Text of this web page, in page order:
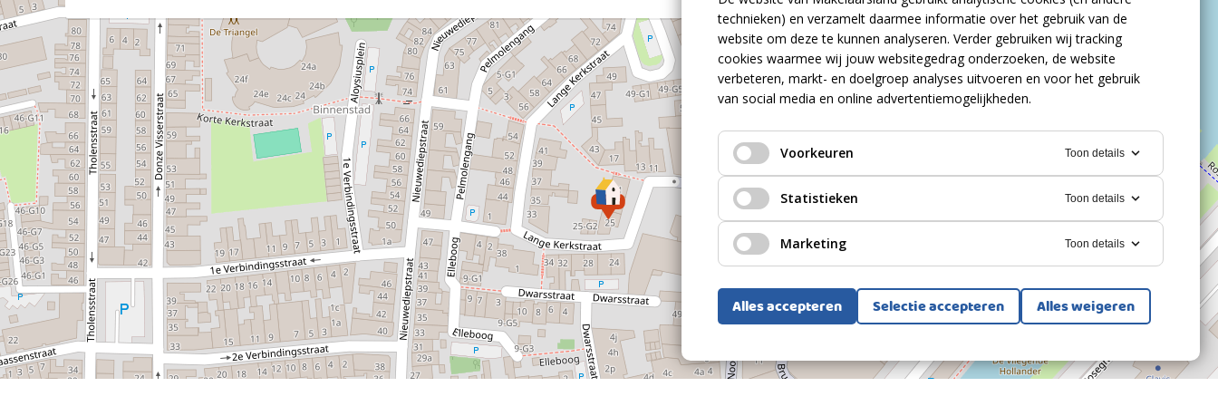
Soort bouw
Bestaande bouw
Bouwjaar
1926
Soort dak
Samengesteld dak Pannen
Kadastrale gegevens
Volle eigendom, gemeente Terneuzen,
sectie L, nummer 1822 ,
perceeloppervlakte: 78 m2
Volle eigendom, gemeente Terneuzen,
sectie L, nummer 2813 ,
perceeloppervlakte: 57 m2
OPPERVLAKTE EN INHOUD
Woonoppervlakte 104m
Externe bergruimte 15m2
technieken) en verzamelt daarmee informatie over het gebruik van de
website om deze te kunnen analyseren. Verder gebruiken wij tracking
cookies waarmee wij jouw websitegedrag onderzoeken, de website
verbeteren, markt- en doelgroep analyses uitvoeren en voor het gebruik
van social media en online advertentiemogelijkheden.
Voorkeuren Toon details
Statistieken Toon details
Marketing Toon details
Alles accepteren Selectie accepteren Alles weigeren